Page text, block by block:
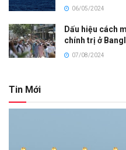
06/05/2024
Dấu hiệu cách
chính trị ở
07/08/2024
Tin Mới